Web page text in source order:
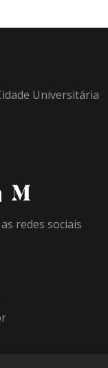
Universitária
redes sociais